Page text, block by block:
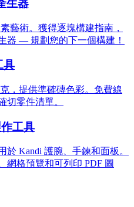
生器
藝術。獲得逐塊構建指南，
器 — 規劃您的下一個構建！
具
，提供準確磚色彩。免費線
切零件清單。
工具
Kandi 護腕、手鍊和面板。
網格預覽和可列印 PDF 圖